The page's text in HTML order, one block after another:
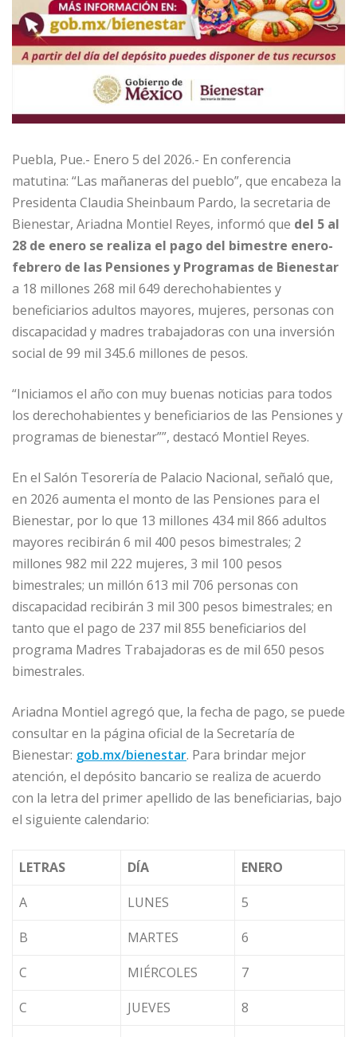
Puebla, Pue.- Enero 5 del 2026.- En conferencia
matutina: “Las mañaneras del pueblo”, que encabeza la
Presidenta Claudia Sheinbaum Pardo, la secretaria de
Bienestar, Ariadna Montiel Reyes, informó que del 5 al
28 de enero se realiza el pago del bimestre enero-
febrero de las Pensiones y Programas de Bienestar
a 18 millones 268 mil 649 derechohabientes y
beneficiarios adultos mayores, mujeres, personas con
discapacidad y madres trabajadoras con una inversión
social de 99 mil 345.6 millones de pesos.
“Iniciamos el año con muy buenas noticias para todos
los derechohabientes y beneficiarios de las Pensiones y
programas de bienestar””, destacó Montiel Reyes.
En el Salón Tesorería de Palacio Nacional, señaló que,
en 2026 aumenta el monto de las Pensiones para el
Bienestar, por lo que 13 millones 434 mil 866 adultos
mayores recibirán 6 mil 400 pesos bimestrales; 2
millones 982 mil 222 mujeres, 3 mil 100 pesos
bimestrales; un millón 613 mil 706 personas con
discapacidad recibirán 3 mil 300 pesos bimestrales; en
tanto que el pago de 237 mil 855 beneficiarios del
programa Madres Trabajadoras es de mil 650 pesos
bimestrales.
Ariadna Montiel agregó que, la fecha de pago, se puede
consultar en la página oficial de la Secretaría de
Bienestar: gob.mx/bienestar. Para brindar mejor
atención, el depósito bancario se realiza de acuerdo
con la letra del primer apellido de las beneficiarias, bajo
el siguiente calendario:
LETRAS DÍA
ENERO
A
LUNES
5
B
MARTES
6
C
MIÉRCOLES
7
C
JUEVES
8